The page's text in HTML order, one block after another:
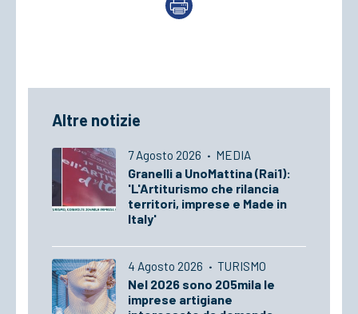
Altre notizie
7 Agosto 2026 · MEDIA
Granelli a UnoMattina (Rai1):
'L'Artiturismo che rilancia
territori, imprese e Made in
Italy'
4 Agosto 2026 · TURISMO
Nel 2026 sono 205mila le
imprese artigiane